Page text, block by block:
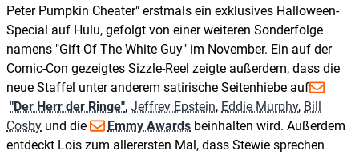
Peter Pumpkin Cheater" erstmals ein exklusives Halloween-
Special auf Hulu, gefolgt von einer weiteren Sonderfolge
namens "Gift Of The White Guy" im November. Ein auf der
Comic-Con gezeigtes Sizzle-Reel zeigte außerdem, dass die
neue Staffel unter anderem satirische Seitenhiebe auf
"Der Herr der Ringe", Jeffrey Epstein, Eddie Murphy, Bill
Cosby und die Emmy Awards beinhalten wird. Außerdem
entdeckt Lois zum allerersten Mal, dass Stewie sprechen